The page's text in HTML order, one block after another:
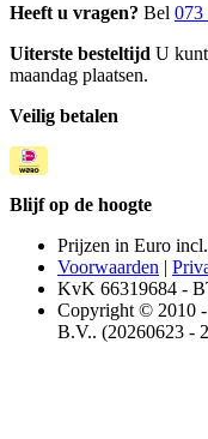
Heeft u vragen? Bel 073
Uiterste besteltijd U
maandag plaatsen.
Veilig betalen
Blijf op de hoogte
Prijzen in Euro
Voorwaarden |
KvK 66319684 -
Copyright © 2010
B.V.. (20260623 -